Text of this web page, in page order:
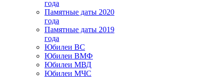
года
Памятные даты 2020
года
Памятные даты 2019
года
Юбилеи ВС
Юбилеи ВМФ
Юбилеи МВД
Юбилеи МЧС